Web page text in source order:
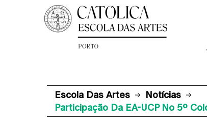
Escola Das Artes
Notícias
Participação Da EA-UCP No 5º